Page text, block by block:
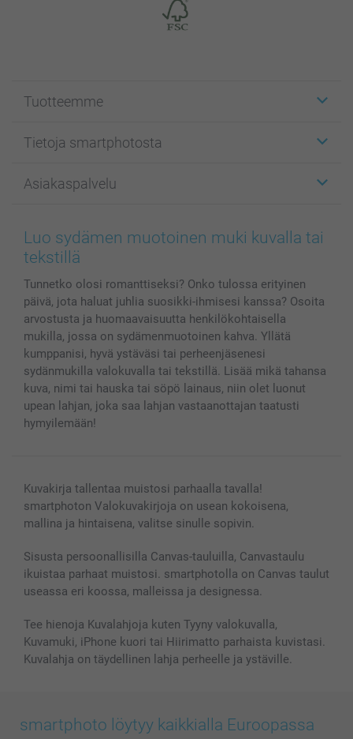
Tuotteemme
Kuvakortit
Kuvakirjat
Valokuvat, Julisteet & Taskukirjat
Kännykkä & Tabletti
Kuvakalenterit & Päivyrit
Valokuvakehykset & Lisätarvikkeet
Lahjakortti
Kaikki kuvatuotteet
Tietoja smartphotosta
Affiliate ohjelma
Evästekäytäntö
Sivukartta
Investor Relations
Asiakaspalvelu
100% tyytyväisyystakuu
smartbonus
Tilausten tila
Luo sydämen muotoinen muki kuvalla tai
tekstillä
Tunnetko olosi romanttiseksi? Onko tulossa erityinen
päivä, jota haluat juhlia suosikki-ihmisesi kanssa? Osoita
arvostusta ja huomaavaisuutta henkilökohtaisella
mukilla, jossa on sydämenmuotoinen kahva. Yllätä
kumppanisi, hyvä ystäväsi tai perheenjäsenesi
sydänmukilla valokuvalla tai tekstillä. Lisää mikä tahansa
kuva, nimi tai hauska tai söpö lainaus, niin olet luonut
upean lahjan, joka saa lahjan vastaanottajan taatusti
hymyilemään!
Kuvakirja tallentaa muistosi parhaalla tavalla!
smartphoton Valokuvakirjoja on usean kokoisena,
mallina ja hintaisena, valitse sinulle sopivin.
Sisusta persoonallisilla Canvas-tauluilla, Canvastaulu
ikuistaa parhaat muistosi. smartphotolla on Canvas taulut
useassa eri koossa, malleissa ja designessa.
Tee hienoja Kuvalahjoja kuten Tyyny valokuvalla,
Kuvamuki, iPhone kuori tai Hiirimatto parhaista kuvistasi.
Kuvalahja on täydellinen lahja perheelle ja ystäville.
smartphoto löytyy kaikkialla Euroopassa